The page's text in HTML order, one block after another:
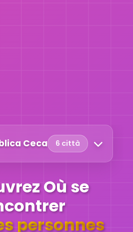
Ceca 6 città
Où se
personnes